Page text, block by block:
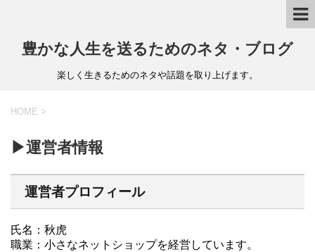
豊かな人生を送るためのネタ・ブログ
楽しく生きるためのネタや話題を取り上げます。
HOME >
▶運営者情報
運営者プロフィール
氏名：秋虎
職業：小さなネットショップを経営しています。